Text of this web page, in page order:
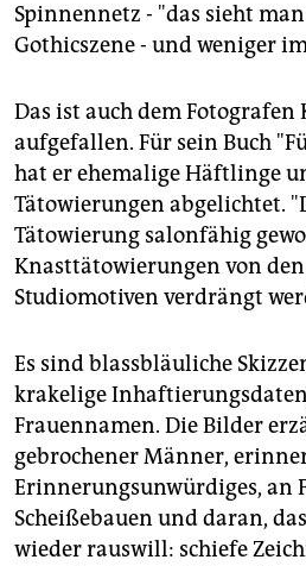
Spinnennetz - "das sieht
Gothicszene - und weniger
Das ist auch dem Fotografen
aufgefallen. Für sein Buch
hat er ehemalige Häftlinge
Tätowierungen abgelichtet.
Tätowierung salonfähig
Knasttätowierungen von
Studiomotiven verdrängt
Es sind blassbläuliche
krakelige
Frauennamen. Die Bilder
gebrochener Männer,
Erinnerungsunwürdiges, an
Scheißebauen und daran,
wieder rauswill: schiefe